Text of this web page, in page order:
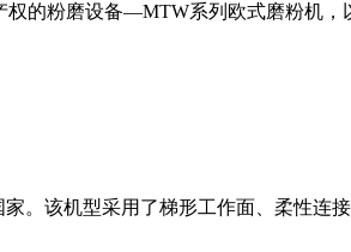
的粉磨设备—MTW系列欧式磨粉机
。该机型采用了梯形工作面、柔性连